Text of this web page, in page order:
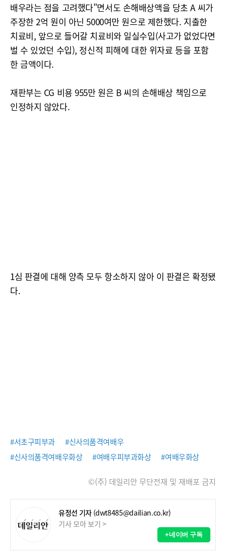
배우라는 점을 고려했다"면서도 손해배상액을 당초 A 씨가
주장한 2억 원이 아닌 5000여만 원으로 제한했다. 지출한
치료비, 앞으로 들어갈 치료비와 일실수입(사고가 없었다면
벌 수 있었던 수입), 정신적 피해에 대한 위자료 등을 포함
한 금액이다.
재판부는 CG 비용 955만 원은 B 씨의 손해배상 책임으로
인정하지 않았다.
1심 판결에 대해 양측 모두 항소하지 않아 이 판결은 확정됐
다.
#서초구피부과
#신사의품격여배우
#신사의품격여배우화상
#여배우피부과화상 #여배우화상
©(주) 데일리안 무단전재 및 재배포 금지
유정선 기자 (dwt8485@dailian.co.kr)
기사 모아 보기 >
+네이버 구독